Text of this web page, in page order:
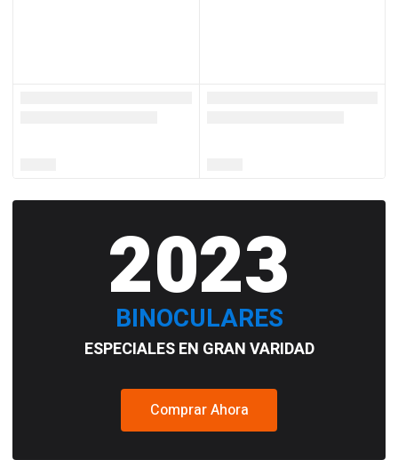
2023
BINOCULARES
ESPECIALES EN GRAN VARIDAD
Comprar Ahora